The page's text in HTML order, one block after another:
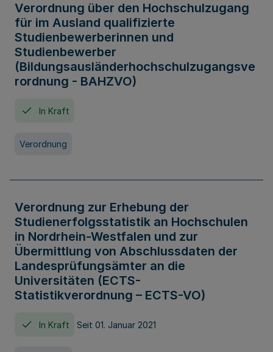
Verordnung über den Hochschulzugang
für im Ausland qualifizierte
Studienbewerberinnen und
Studienbewerber
(Bildungsausländerhochschulzugangsve
rordnung - BAHZVO)
In Kraft
Verordnung
Verordnung zur Erhebung der
Studienerfolgsstatistik an Hochschulen
in Nordrhein-Westfalen und zur
Übermittlung von Abschlussdaten der
Landesprüfungsämter an die
Universitäten (ECTS-
Statistikverordnung – ECTS-VO)
In Kraft Seit 01. Januar 2021